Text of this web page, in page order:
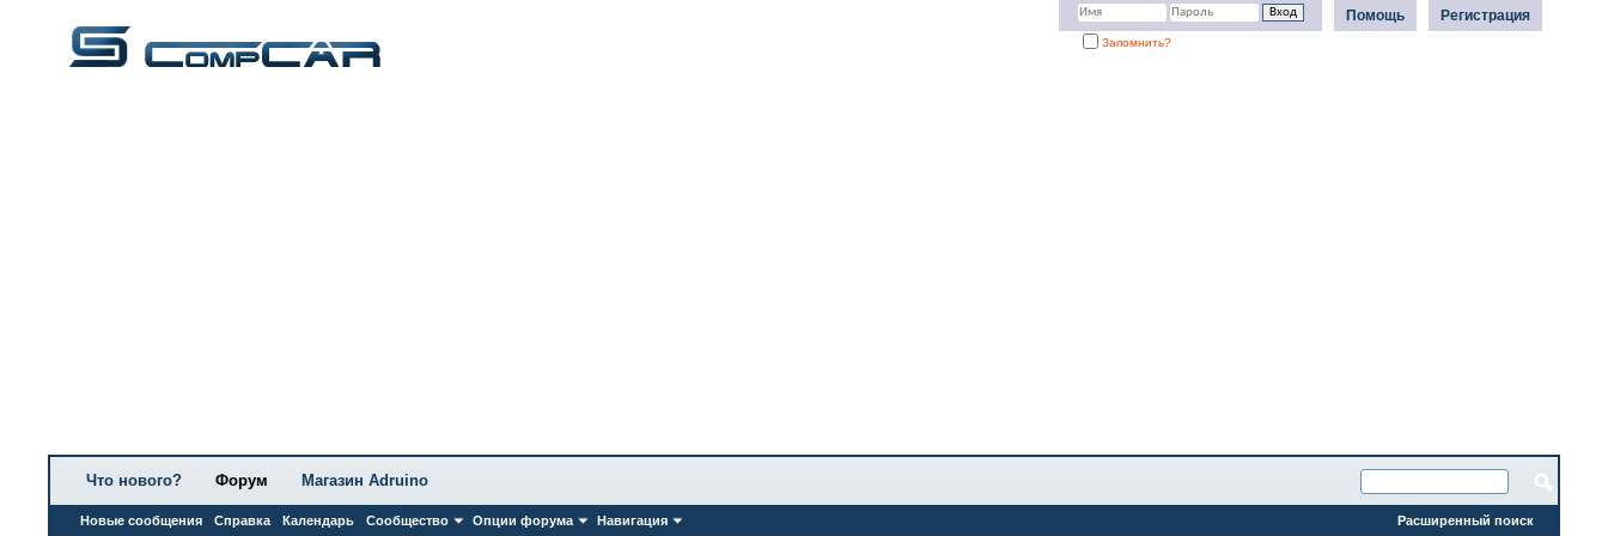
Регистрация
Помощь
Запомнить?
Что нового? Форум
Новые сообщения Справка Календарь Сообщество Опции форума Навигация
Магазин Adruino
Расширенный поиск